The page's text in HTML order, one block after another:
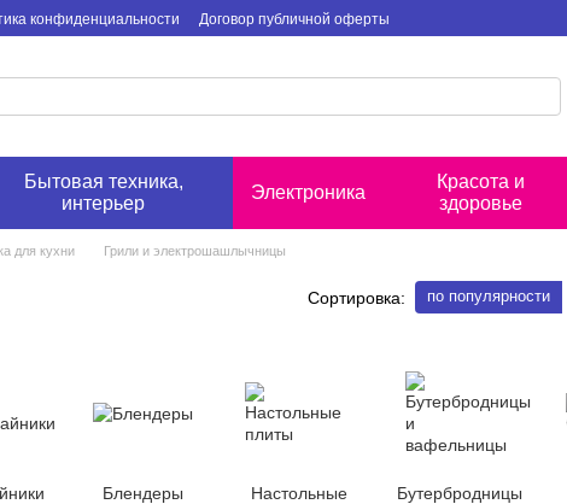
конфиденциальности Договор публичной оферты
Бытовая техника,
интерьер
Электроника
Красота и
здоровье
для кухни Грили и электрошашлычницы
Сортировка: по популярности
Блендеры
Настольные
Бутербродницы